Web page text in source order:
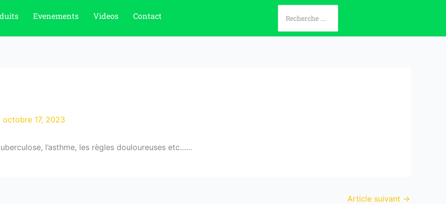
Evenements Videos Contact
octobre 17, 2023
l’asthme, les règles douloureuses etc……
Article suivant →